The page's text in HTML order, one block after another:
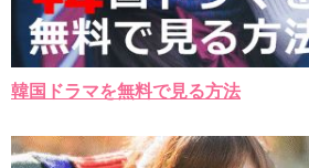
韓国ドラマを無料で見る方法